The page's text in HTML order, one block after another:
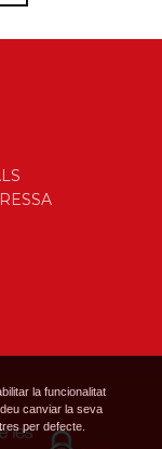
la funcionalitat
canviar la seva
per defecte.